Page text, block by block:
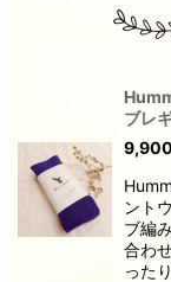
ブレ
9,900
ント
ブ編
合わ
った